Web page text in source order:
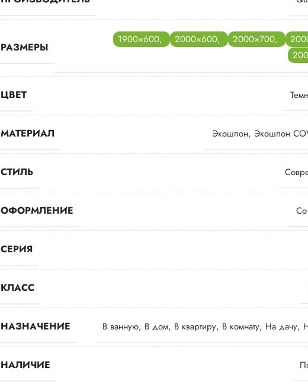
РАЗМЕРЫ
1900×600, 2000×600, 2000×700,
ЦВЕТ
МАТЕРИАЛ Экошпон, Экошпон
СТИЛЬ
ОФОРМЛЕНИЕ Со
СЕРИЯ
КЛАСС
НАЗНАЧЕНИЕ В ванную, В дом, В квартиру, В комнату, На дачу,
НАЛИЧИЕ